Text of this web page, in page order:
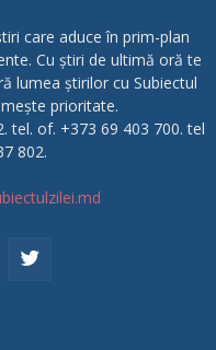
care aduce în prim-plan
Cu știri de ultimă oră te
lumea știrilor cu Subiectul
prioritate.
tel. of. +373 69 403 700. tel
802.